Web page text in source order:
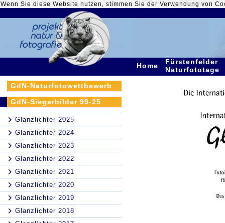
Wenn Sie diese Website nutzen, stimmen Sie der Verwendung von
Home
Fürstenfelder
Naturfototage
GdN-Naturfotowettbewerb
GdN-Siegerbilder 99-25
Glanzlichter 2025
Glanzlichter 2024
Glanzlichter 2023
Glanzlichter 2022
Glanzlichter 2021
Glanzlichter 2020
Glanzlichter 2019
Glanzlichter 2018